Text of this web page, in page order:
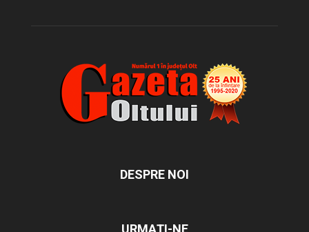
DESPRE NOI